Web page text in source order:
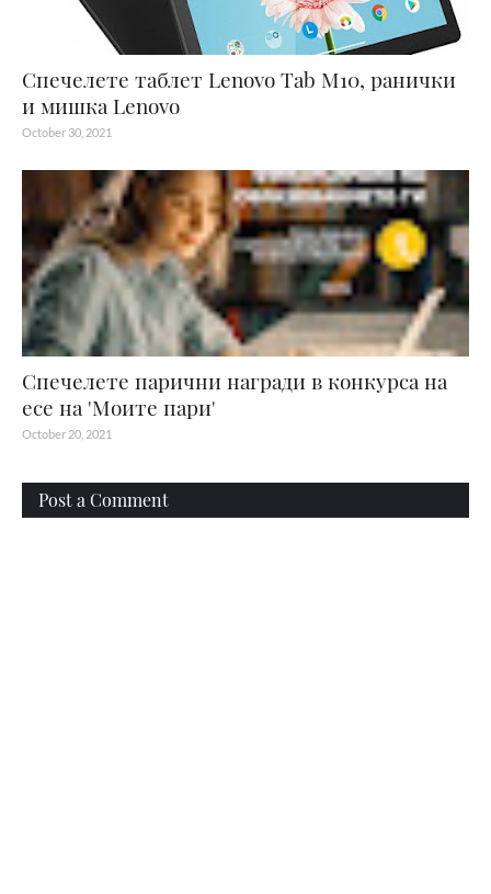
Спечелете таблет Lenovo Tab M10, ранички
и мишка Lenovo
October 30, 2021
Спечелете парични награди в конкурса на
есе на 'Моите пари'
October 20, 2021
Post a Comment